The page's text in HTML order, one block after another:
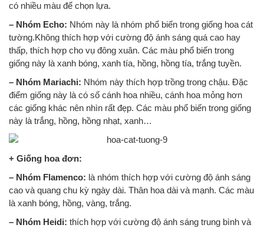
có nhiều màu để chọn lựa.
– Nhóm Echo: Nhóm này là nhóm phổ biến trong giống hoa cát
tường.Không thích hợp với cường độ ánh sáng quá cao hay
thấp, thích hợp cho vụ đông xuân. Các màu phổ biến trong
giống này là xanh bóng, xanh tía, hồng, hồng tía, trắng tuyền.
– Nhóm Mariachi: Nhóm này thích hợp trồng trong chậu. Đặc
điểm giống này là có số cánh hoa nhiều, cánh hoa mỏng hơn
các giống khác nên nhìn rất đẹp. Các màu phổ biến trong giống
này là trắng, hồng, hồng nhạt, xanh…
+ Giống hoa đơn:
– Nhóm Flamenco: là nhóm thích hợp với cường độ ánh sáng
cao và quang chu kỳ ngày dài. Thân hoa dài và mạnh. Các màu
là xanh bóng, hồng, vàng, trắng.
– Nhóm Heidi: thích hợp với cường độ ánh sáng trung bình và